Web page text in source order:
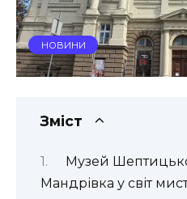
НОВИНИ
Зміст
Музей
Мандрівка у світ